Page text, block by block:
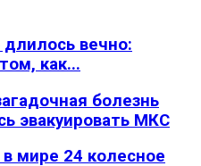
вечно:
как...
болезнь
эвакуировать МКС
мире 24 колесное